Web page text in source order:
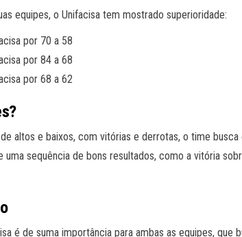
equipes, o Unifacisa tem mostrado superioridade:
por 70 a 58
por 84 a 68
por 68 a 62
altos e baixos, com vitórias e derrotas, o time
uma sequência de bons resultados, como a vitória
é de suma importância para ambas as equipes,